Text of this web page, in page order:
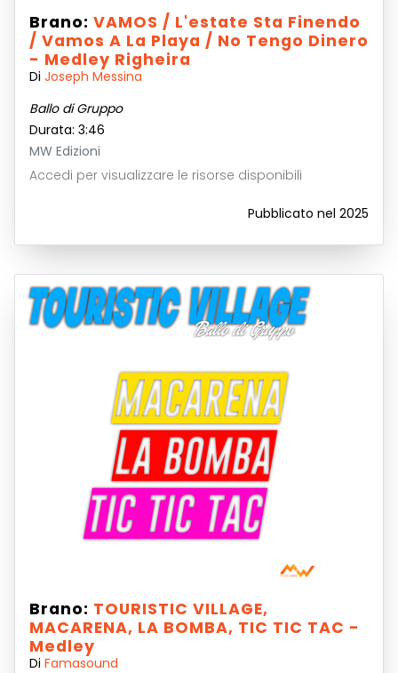
Brano: VAMOS / L'estate Sta Finendo
/ Vamos A La Playa / No Tengo Dinero
- Medley Righeira
Di Joseph Messina
Ballo di Gruppo
Durata: 3:46
MW Edizioni
Accedi per visualizzare le risorse disponibili
Pubblicato nel 2025
Brano: TOURISTIC VILLAGE,
MACARENA, LA BOMBA, TIC TIC TAC -
Medley
Di Famasound